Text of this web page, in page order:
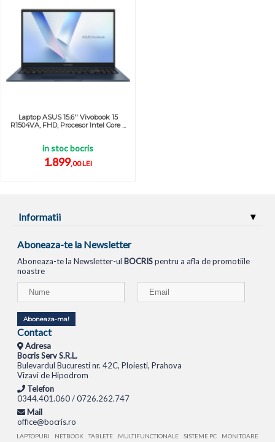
Laptop ASUS 15.6'' Vivobook 15
R1504VA, FHD, Procesor Intel Core ...
in stoc bocris
1.899,00 LEI
Informatii
Aboneaza-te la Newsletter
Aboneaza-te la Newsletter-ul BOCRISpentru a afla de promotiile
noastre
Aboneaza-ma!
Contact
Adresa
Bocris Serv S.R.L.
Bulevardul Bucuresti nr. 42C, Ploiesti, Prahova
Vizavi de Hipodrom
Telefon
0344.401.060 / 0726.262.747
Mail
office@bocris.ro
LAPTOPURI NETBOOK TABLETE MULTIFUNCTIONALE SISTEME PC
MONITOARE